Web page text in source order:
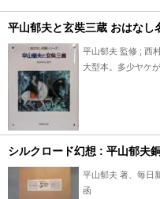
平山郁夫と玄奘三蔵 おはなし
平山郁夫 監修 ; 西
大型本。多少ヤケが
シルクロード幻想 : 平山郁夫
平山郁夫 著、毎日
函